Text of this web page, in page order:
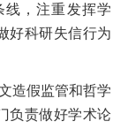
线，注重发挥学
好科研失信行为
造假监管和哲学
负责做好学术论